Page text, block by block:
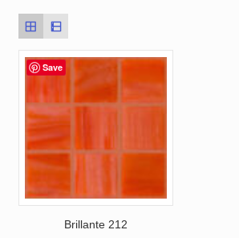
Save
Brillante 212